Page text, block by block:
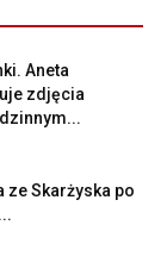
Aneta
zdjęcia
ze Skarżyska po